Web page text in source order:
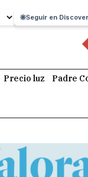
Seguir en Discover
Precio luz Padre